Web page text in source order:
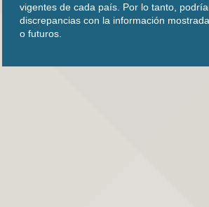
vigentes de cada país. Por lo tanto,
discrepancias con la información
o futuros.